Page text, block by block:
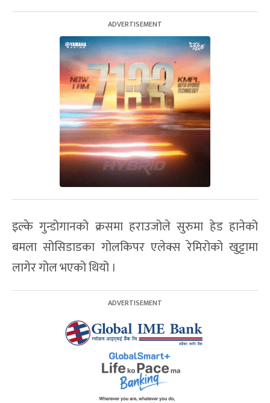
इल्के गुन्डोगानको क्रसमा हराउजोले सुरुमा हेड हानेको
बमला सोसिडाडका गोलकिपर एलेक्स रेमिरोको खुट्टामा
लागेर गोल भएको थियो ।